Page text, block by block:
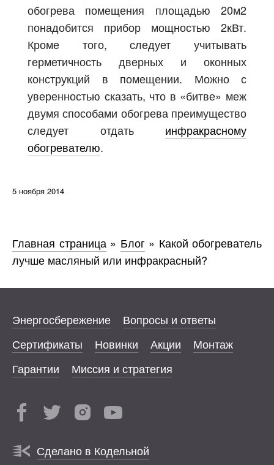
обогрева помещения площадью 20м2
понадобится прибор мощностью 2кВт.
Кроме того, следует учитывать
герметичность дверных и оконных
конструкций в помещении. Можно с
уверенностью сказать, что в «битве» меж
двумя способами обогрева преимущество
следует отдать инфракрасному
обогревателю.
5 ноября 2014
Главная страница» Блог » Какой обогреватель
лучше масляный или инфракрасный?
Энергосбережение
Вопросы и ответы
Сертификаты
Новинки Акции
Монтаж
Гарантии
Миссия и стратегия
Сделано в Кодельной